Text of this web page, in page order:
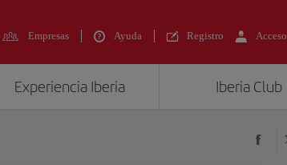
Empresas Ayuda Registro Acceso
Experiencia Iberia Iberia Club